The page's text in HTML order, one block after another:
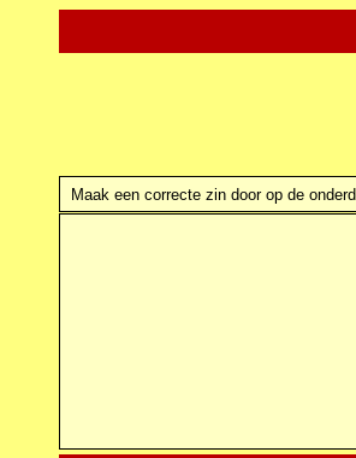
Maak een correcte zin door op de